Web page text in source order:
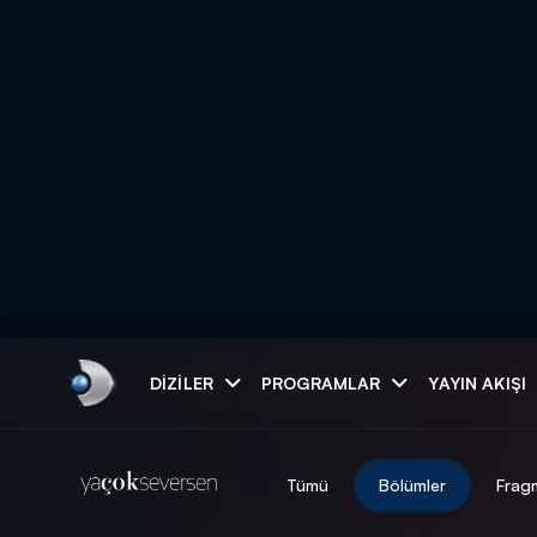
DIZILER PROGRAMLAR YAYIN AKIŞI
ARAMA SONUÇLARI
Tümü Bölümler